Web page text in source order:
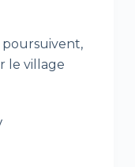
poursuivent,
le village